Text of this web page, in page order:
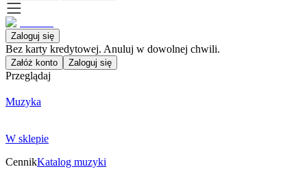
Zaloguj się
Bez karty kredytowej. Anuluj w dowolnej chwili.
Załóż konto Zaloguj się
Przeglądaj
Muzyka
W sklepie
CennikKatalog muzyki